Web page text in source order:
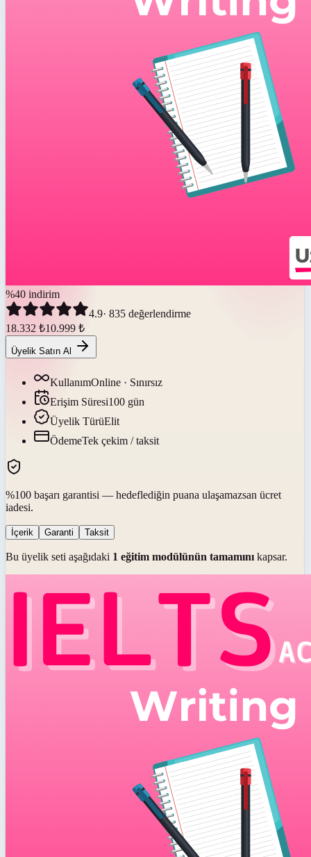
%40 indirim
4.9· 835 değerlendirme
18.332 ₺10.999 ₺
Üyelik Satın Al
KullanımOnline · Sınırsız
Erişim Süresi100 gün
Üyelik TürüElit
ÖdemeTek çekim / taksit
%100 başarı garantisi — hedeflediğin puana ulaşamazsan ücret
iadesi.
İçerik Garanti Taksit
Bu üyelik seti aşağıdaki 1 eğitim modülünün tamamını kapsar.